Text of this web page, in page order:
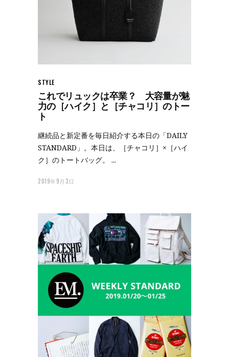
STYLE
これでリュックは卒業？ 大容量が魅
力の［ハイク］と［チャコリ］のトー
ト
継続品と新定番を毎日紹介する本日の「DAILY
STANDARD」。本日は、［チャコリ］×［ハイ
ク］のトートバッグ。
2019年9月3日